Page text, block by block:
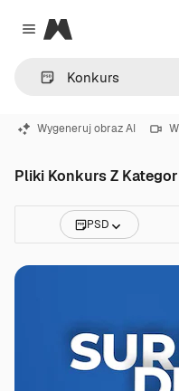
Close menu
Magnific
Wygeneruj obraz AI
Pliki Konkurs Z
PSD